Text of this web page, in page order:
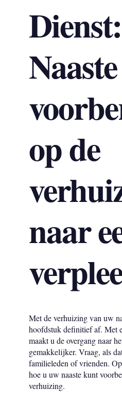
Dienst:
Naaste
op de
naar
Met de verhuizing van uw
hoofdstuk definitief af. Met
maakt u de overgang naar
gemakkelijker. Vraag, als
familieleden of vrienden.
hoe u uw naaste kunt
verhuizing.